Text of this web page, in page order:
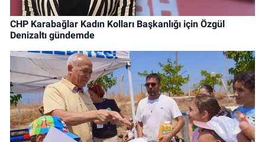
CHP Karabağlar Kadın Kolları Başkanlığı için Özgül
Denizaltı gündemde